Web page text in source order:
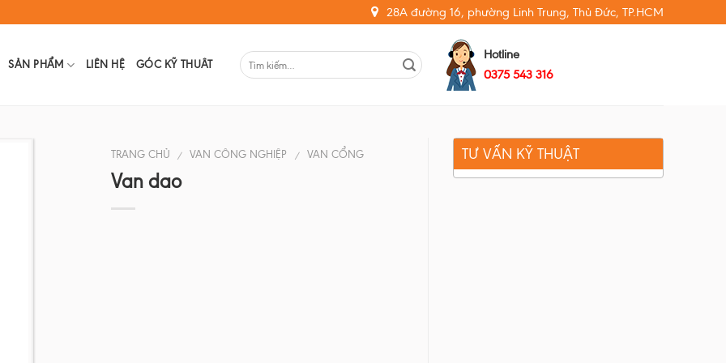
28A đường 16, phường Linh Trung, Thủ Đức, TP.HCM
SẢN PHẨM LIÊN HỆ GÓC KỸ THUÂT
Hotline
0375 543 316
TRANG CHỦ / VAN CÔNG NGHIỆP / VAN CỔNG
Van dao
TƯ VẤN KỸ THUẬT